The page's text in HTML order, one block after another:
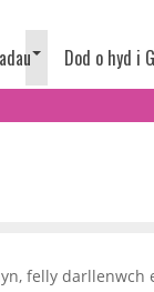
Dod o hyd i
felly darllenwch